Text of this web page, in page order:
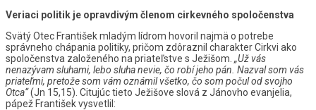
Veriaci politik je opravdivým členom cirkevného spoločenstva
Svätý Otec František mladým lídrom hovoril najmä o potrebe
správneho chápania politiky, pričom zdôraznil charakter Cirkvi ako
spoločenstva založeného na priateľstve s Ježišom. „Už vás
nenazývam sluhami, lebo sluha nevie, čo robí jeho pán. Nazval som vás
priateľmi, pretože som vám oznámil všetko, čo som počul od svojho
Otca“(Jn 15,15). Citujúc tieto Ježišove slová z Jánovho evanjelia,
pápež František vysvetlil: